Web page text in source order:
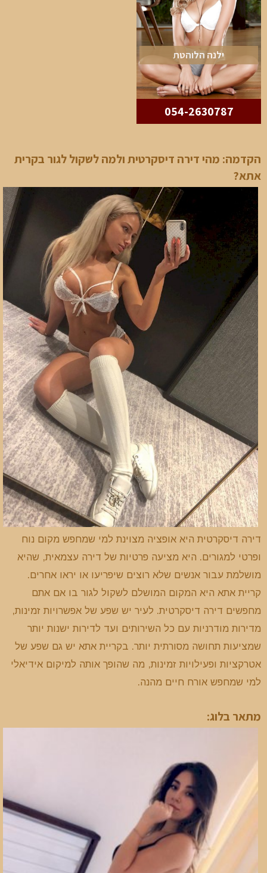
ילנה הלוהטת
054-2630787
הקדמה: מהי דירה דיסקרטית ולמה לשקול לגור בקרית
אתא?
דירה דיסקרטית היא אופציה מצוינת למי שמחפש מקום נוח
ופרטי למגורים. היא מציעה פרטיות של דירה עצמאית, שהיא
מושלמת עבור אנשים שלא רוצים שיפריעו או יראו אחרים.
קריית אתא היא המקום המושלם לשקול לגור בו אם אתם
מחפשים דירה דיסקרטית. לעיר יש שפע של אפשרויות זמינות,
מדירות מודרניות עם כל השירותים ועד לדירות ישנות יותר
שמציעות תחושה מסורתית יותר. בקריית אתא יש גם שפע של
אטרקציות ופעילויות זמינות, מה שהופך אותה למיקום אידיאלי
למי שמחפש אורח חיים מהנה.
מתאר בלוג: